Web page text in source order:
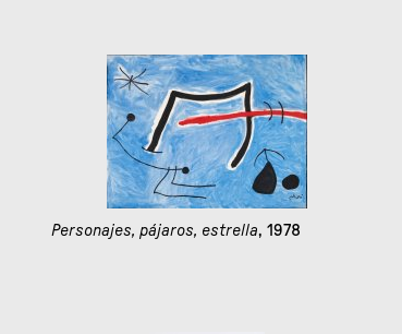
Personajes, pájaros, estrella, 1978